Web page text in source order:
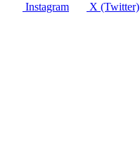
Instagram X (Twitter)